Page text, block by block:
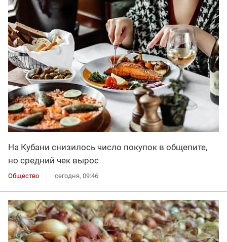
На Кубани снизилось число покупок в общепите,
но средний чек вырос
Общество сегодня, 09:46